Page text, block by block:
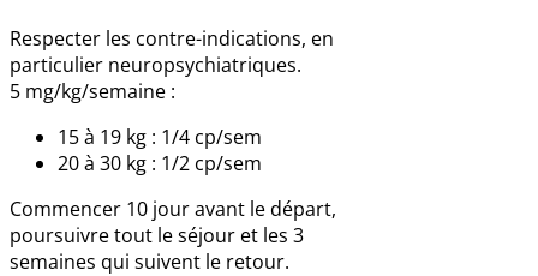
Respecter les contre-indications, en
particulier neuropsychiatriques.
5 mg/kg/semaine :
15 à 19 kg : 1/4 cp/sem
20 à 30 kg : 1/2 cp/sem
Commencer 10 jour avant le départ,
poursuivre tout le séjour et les 3
semaines qui suivent le retour.